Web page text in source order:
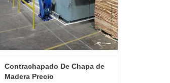
Contrachapado De Chapa de
Madera Precio